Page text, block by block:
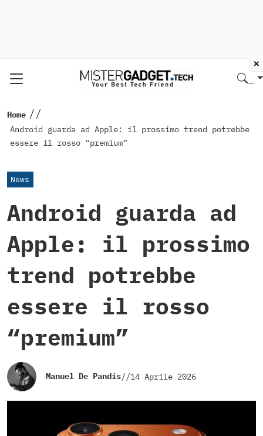
Home //
Android guarda ad Apple: il prossimo trend potrebbe
essere il rosso “premium”
News
Android guarda ad
Apple: il prossimo
trend potrebbe
essere il rosso
“premium”
Manuel De Pandis//14 Aprile 2026
×